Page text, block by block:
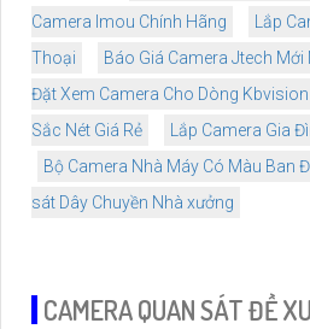
Camera Imou Chính Hãng
Lắp
Thoại
Báo Giá Camera Jtech Mới
Đặt Xem Camera Cho Dòng Kbvision
Sắc Nét Giá Rẻ
Lắp Camera Gia
Bộ Camera Nhà Máy Có Màu Ban
sát Dây Chuyền Nhà xưởng
CAMERA QUAN SÁT ĐỀ